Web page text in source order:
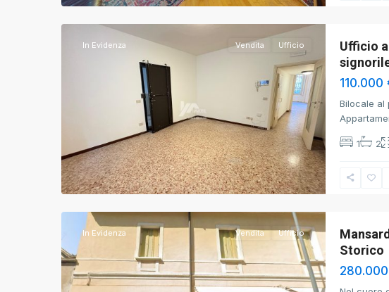
Brescia
In Evidenza Vendita Ufficio
Ufficio
110.000
Bilocale al
1 2
Brescia,
Brescia
In Evidenza Vendita Ufficio
Storico